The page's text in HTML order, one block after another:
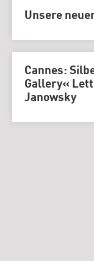
Unsere
Cannes:
Gallery«
Janowsky